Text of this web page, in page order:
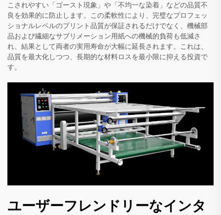
こされやすい「ゴースト現象」や「不均一な染着」などの品質不
良を効果的に防止します。この柔軟性により、完璧なプロフェッ
ショナルレベルのプリント品質が保証されるだけでなく、機械部
品および繊細なサブリメーション用紙への機械的負荷も低減さ
れ、結果として両者の実用寿命が大幅に延長されます。これは、
品質を最大化しつつ、長期的な材料ロスを最小限に抑える投資で
す。
ユーザーフレンドリーなインタ